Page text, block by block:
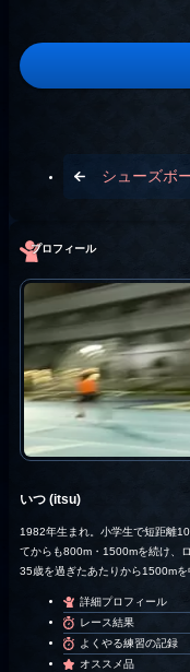
シューズボ
プロフィール
いつ (itsu)
1982年生まれ。小学生で短距離
てからも800m・1500mを続け、
35歳を過ぎたあたりから1500mを
詳細プロフィール
レース結果
よくやる練習の記録
オススメ品